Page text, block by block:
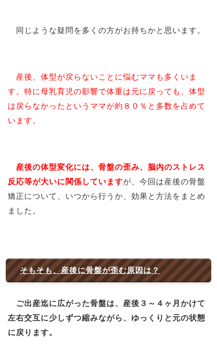
同じような疑問を多くの方がお持ちかと思います。
産後、体型が戻らないことに悩むママも多くいま
す。特に母乳育児の影響で体重は元に戻っても、体型
は戻らなかったというママが約８０％と多数を占めて
います。
産後の体型変化には、骨盤の歪み、脳内のストレス
反応等が大いに関係していますが、今回は産後の骨盤
矯正について、いつから行うか、効果と方法をまとめ
ました。
そもそも、産後に骨盤が歪む原因は？
ご出産迄に広がった骨盤は、産後３～４ヶ月かけて
左右交互に少しずつ縮みながら、ゆっくりと元の状態
に戻ります。